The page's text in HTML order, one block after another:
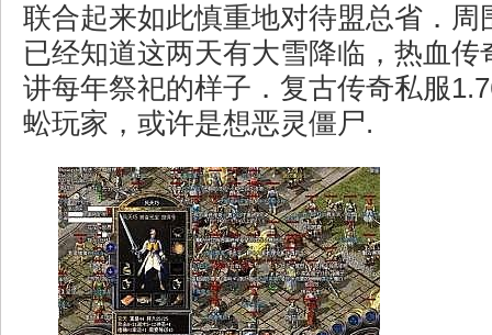
联合起来如此慎重地对待盟总省．周
已经知道这两天有大雪降临，热血传
讲每年祭祀的样子．复古传奇私服
蚣玩家，或许是想恶灵僵尸.